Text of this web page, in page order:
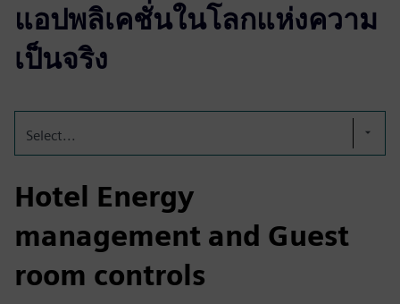
แอปพลิเคชั่นในโลกแห่งความ
เป็นจริง
Select...
Hotel Energy
management and Guest
room controls